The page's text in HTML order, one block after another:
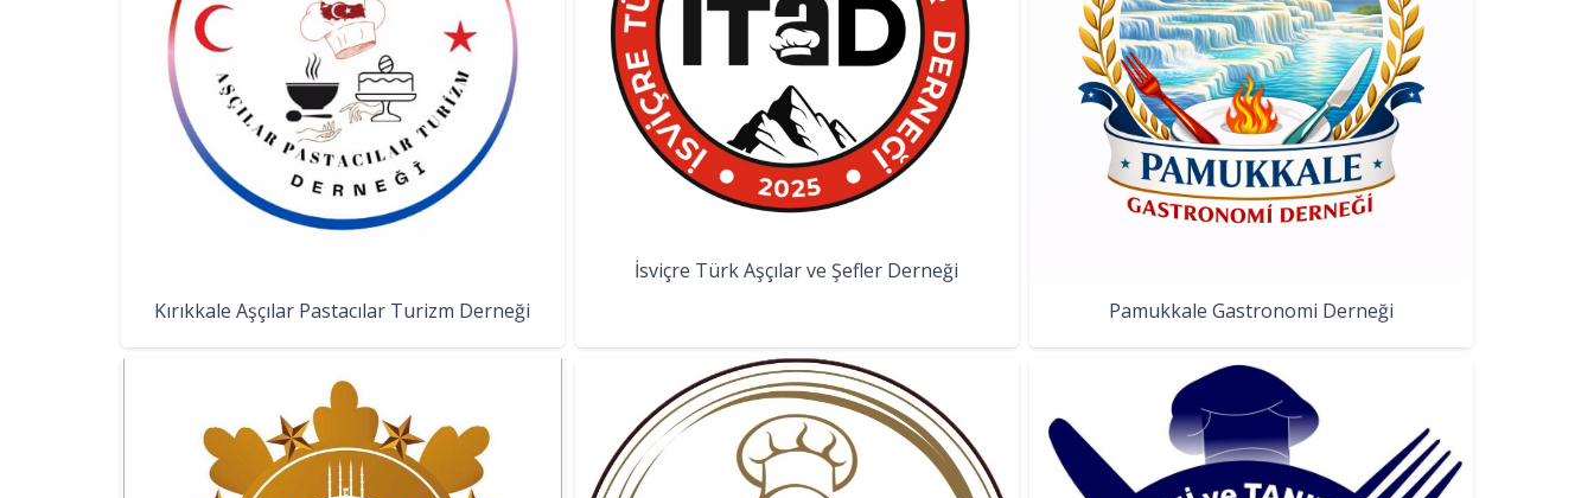
Kırıkkale Aşçılar Pastacılar Turizm Derneği
İsviçre Türk Aşçılar ve Şefler Derneği
Pamukkale Gastronomi Derneği